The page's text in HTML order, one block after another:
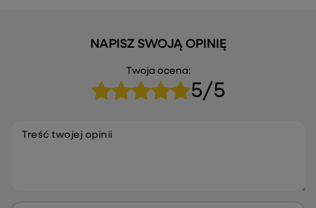
NAPISZ SWOJĄ OPINIĘ
Twoja ocena:
5/5
Treść twojej opinii